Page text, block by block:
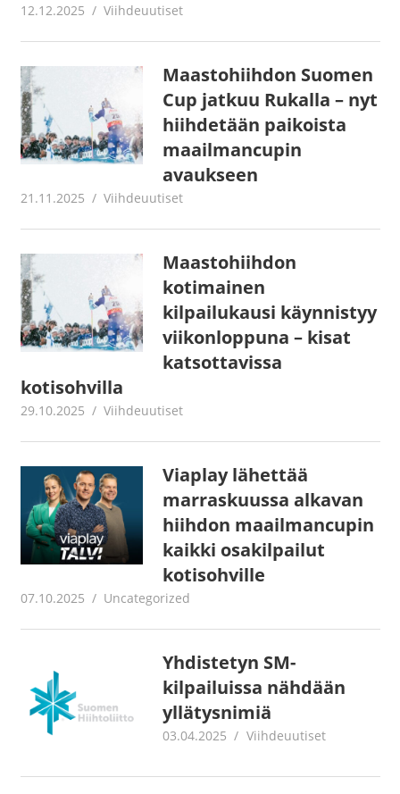
12.12.2025 Juha Kaunisto
Viihdeuutiset
Maastohiihdon Suomen
Cup jatkuu Rukalla – nyt
hiihdetään paikoista
maailmancupin
avaukseen
21.11.2025 Juha Kaunisto
Viihdeuutiset
Maastohiihdon
kotimainen
kilpailukausi käynnistyy
viikonloppuna – kisat
katsottavissa
kotisohvilla
29.10.2025 Juha Kaunisto
Viihdeuutiset
Viaplay lähettää
marraskuussa alkavan
hiihdon maailmancupin
kaikki osakilpailut
kotisohville
07.10.2025 Juha Kaunisto
Uncategorized
Yhdistetyn SM-
kilpailuissa nähdään
yllätysnimiä
03.04.2025 Juha Kaunisto
Viihdeuutiset